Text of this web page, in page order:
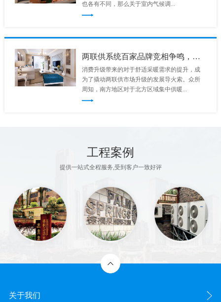
也各有不同，那么关于室内气候调...
两联供系统百家品牌竞相争鸣，市场竞争已然白热化！
消费升级带来的对于舒适采暖需求的提升，成
为了撬动两联供市场升级的发展导火索。众所
周知，南方地区对于北方区域集中供暖...
工程案例
提供一站式全程服务,受到客户一致好评
关于我们